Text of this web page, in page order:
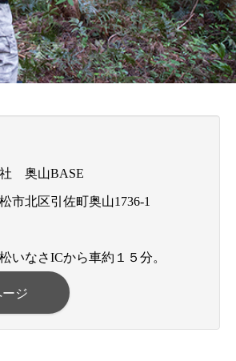
奥山BASE
市北区引佐町奥山1736-1
なさICから車約１５分。
ジ